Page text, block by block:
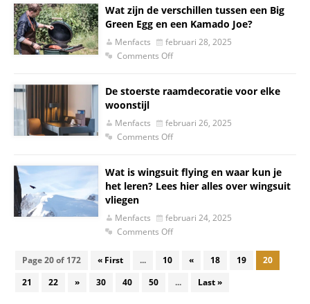
Wat zijn de verschillen tussen een Big
Green Egg en een Kamado Joe?
Menfacts
februari 28, 2025
Comments Off
De stoerste raamdecoratie voor elke
woonstijl
Menfacts
februari 26, 2025
Comments Off
Wat is wingsuit flying en waar kun je
het leren? Lees hier alles over wingsuit
vliegen
Menfacts
februari 24, 2025
Comments Off
Page 20 of 172 « First ... 10 « 18 19
20
21
22 » 30 40 50 ... Last »